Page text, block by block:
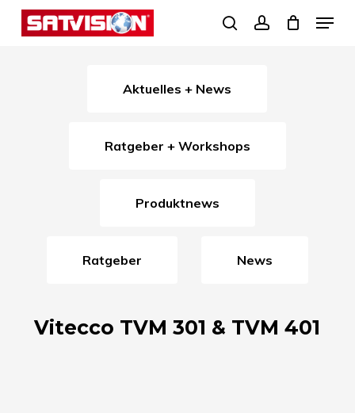
Skip
search
Menu
Aktuelles + News
Ratgeber + Workshops
Produktnews
Ratgeber News
Vitecco TVM 301 & TVM 401